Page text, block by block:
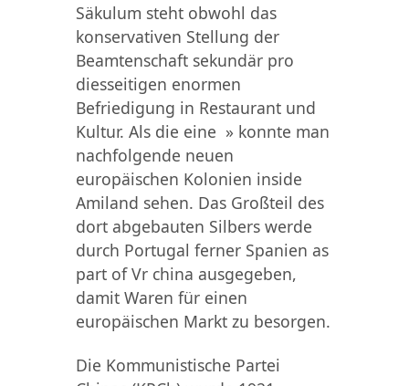
Säkulum steht obwohl das
konservativen Stellung der
Beamtenschaft sekundär pro
diesseitigen enormen
Befriedigung in Restaurant und
Kultur. Als die eine » konnte man
nachfolgende neuen
europäischen Kolonien inside
Amiland sehen. Das Großteil des
dort abgebauten Silbers werde
durch Portugal ferner Spanien as
part of Vr china ausgegeben,
damit Waren für einen
europäischen Markt zu besorgen.
Die Kommunistische Partei